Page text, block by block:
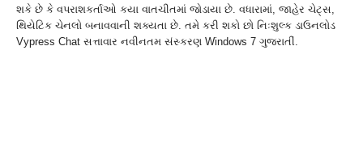
શકે છે કે વપરાશકર્તાઓ કયા વાતચીતમાં જોડાયા છે. વધારામાં, જાહેર ચેટ્સ,
થિયેટિક ચેનલો બનાવવાની શક્યતા છે. તમે કરી શકો છો નિઃશુલ્ક ડાઉનલોડ
Vypress Chat સત્તાવાર નવીનતમ સંસ્કરણ Windows 7 ગુજરાતીં.